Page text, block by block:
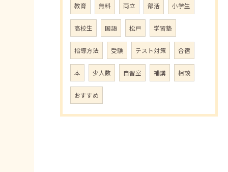
教育 無料 両立 部活 小学生
高校生 国語 松戸 学習塾
指導方法 受験 テスト対策 合宿
本 少人数 自習室 補講 相談
おすすめ